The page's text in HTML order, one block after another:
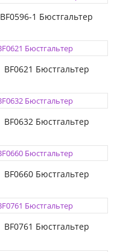
BF0596-1 Бюстгальтер
BF0621 Бюстгальтер
BF0632 Бюстгальтер
BF0660 Бюстгальтер
BF0761 Бюстгальтер